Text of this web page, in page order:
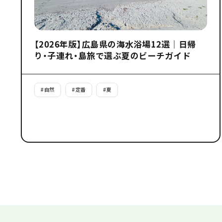
【2026年版】広島県の海水浴場12選｜日帰
り・子連れ・島旅で選ぶ夏のビーチガイド
#自然 #定番 #夏